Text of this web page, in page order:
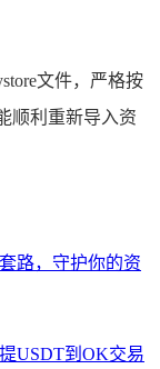
文件，严格按
顺利重新导入资
路，守护你的资
USDT到OK交易